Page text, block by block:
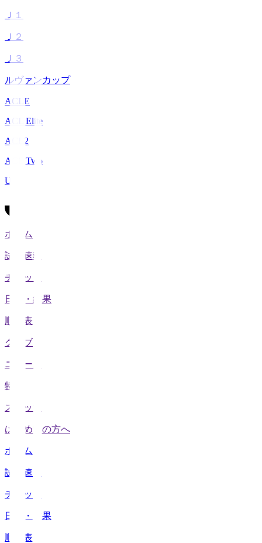
Ｊ１
Ｊ２
Ｊ３
ルヴァンカップ
ACLE
ACL Elite
ACL2
ACL Two
U-21
ホーム
試合速報
チケット
日程・結果
順位表
クラブ
ニュース
特集
スタッツ
はじめての方へ
ホーム
試合速報
チケット
日程・結果
順位表